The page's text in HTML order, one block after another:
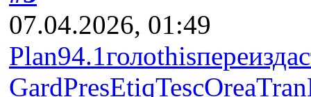
07.04.2026, 01:49
Plan94.1голоthisпереизда
GardPresEtiqTescOreaTran